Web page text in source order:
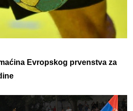
Evropskog prvenstva za